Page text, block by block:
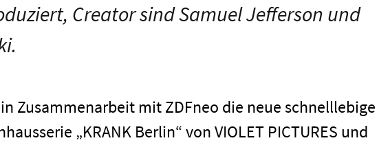
Creator sind Samuel Jefferson und
Zusammenarbeit mit ZDFneo die neue schnelllebige
„KRANK Berlin“ von VIOLET PICTURES und